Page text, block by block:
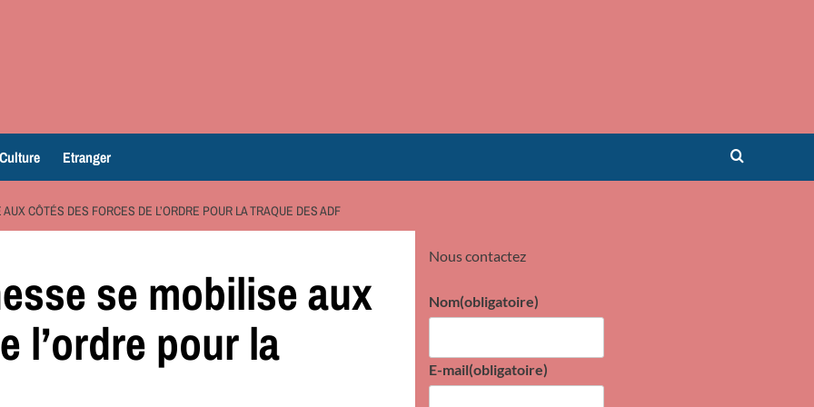
Culture Etranger
CÔTÉS DES FORCES DE L’ORDRE POUR LA TRAQUE DES ADF
se mobilise aux
l’ordre pour la
Nous contactez
Nom(obligatoire)
E-mail(obligatoire)